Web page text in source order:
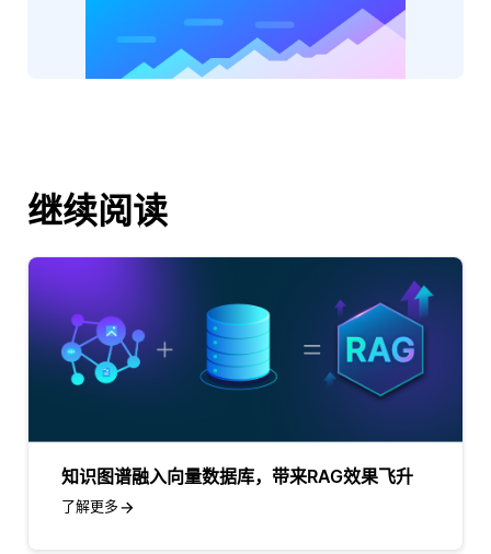
继续阅读
知识图谱融入向量数据库，带来RAG效果飞升
了解更多